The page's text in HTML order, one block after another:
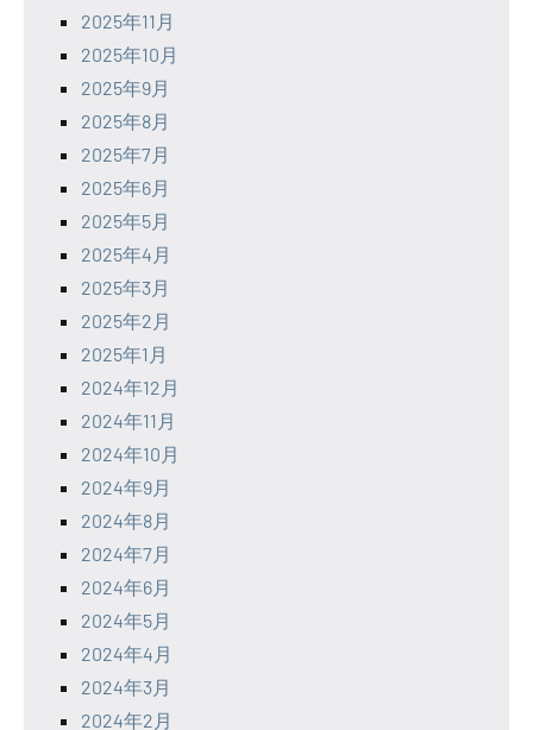
2025年11月
2025年10月
2025年9月
2025年8月
2025年7月
2025年6月
2025年5月
2025年4月
2025年3月
2025年2月
2025年1月
2024年12月
2024年11月
2024年10月
2024年9月
2024年8月
2024年7月
2024年6月
2024年5月
2024年4月
2024年3月
2024年2月